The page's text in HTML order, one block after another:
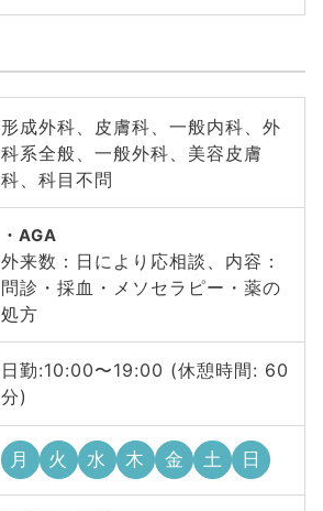
形成外科、皮膚科、一般内科、外
科系全般、一般外科、美容皮膚
科、科目不問
AGA
外来数：日により応相談、内容：
問診・採血・メソセラピー・薬の
処方
日勤:10:00〜19:00 (休憩時間: 60
分)
月 火 水 木 金 土 日